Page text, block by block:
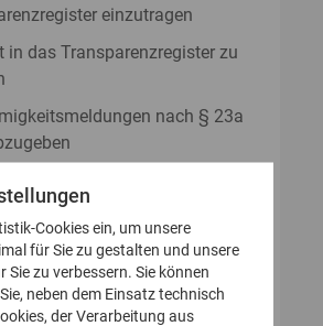
einzutragen
in das Transparenzregister zu
nach § 23a
stellen
Ihr Nutzerkonto für
Cookies ein, um unsere
für Sie zu gestalten und unsere
zu verbessern. Sie können
neben dem Einsatz technisch
der Verarbeitung aus